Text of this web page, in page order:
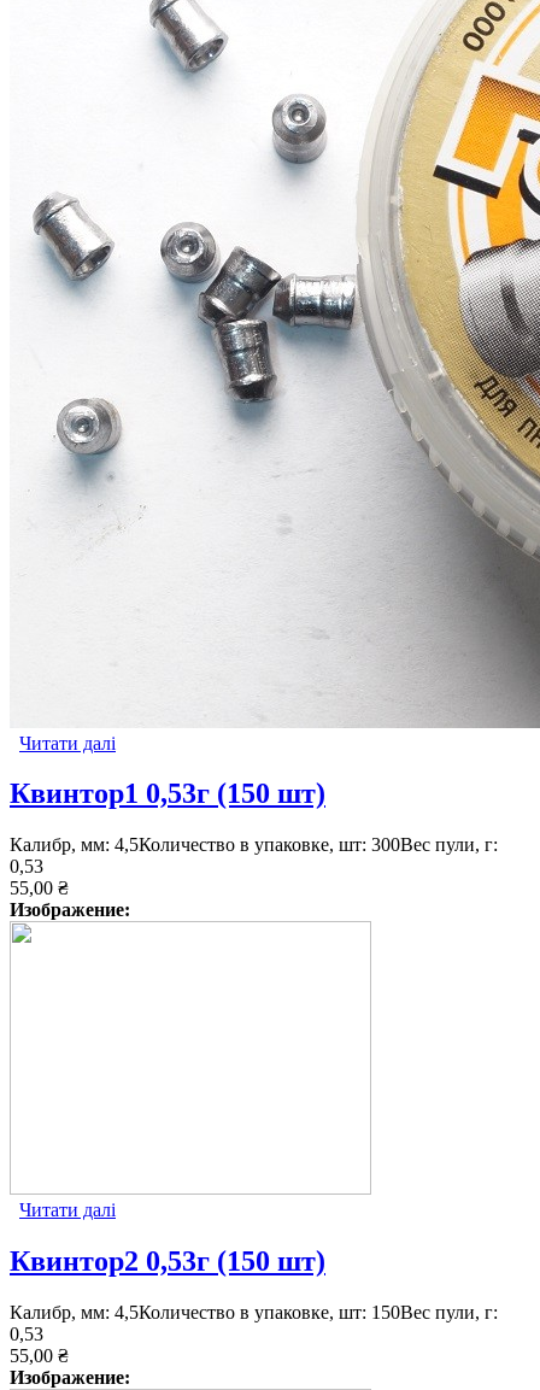
Читати далі
Квинтор1 0,53г (150 шт)
Калибр, мм: 4,5Количество в упаковке, шт: 300Вес пули, г:
0,53
55,00 ₴
Изображение:
Читати далі
Квинтор2 0,53г (150 шт)
Калибр, мм: 4,5Количество в упаковке, шт: 150Вес пули, г:
0,53
55,00 ₴
Изображение: